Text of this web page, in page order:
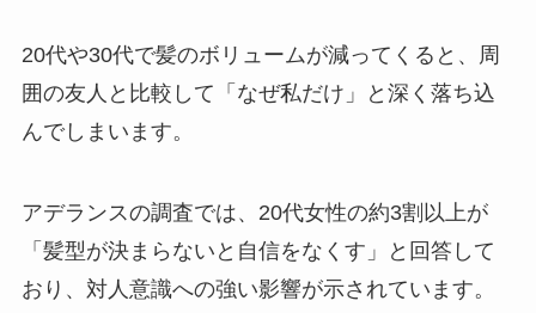
20代や30代で髪のボリュームが減ってくると、周
囲の友人と比較して「なぜ私だけ」と深く落ち込
んでしまいます。
アデランスの調査では、20代女性の約3割以上が
「髪型が決まらないと自信をなくす」と回答して
おり、対人意識への強い影響が示されています。